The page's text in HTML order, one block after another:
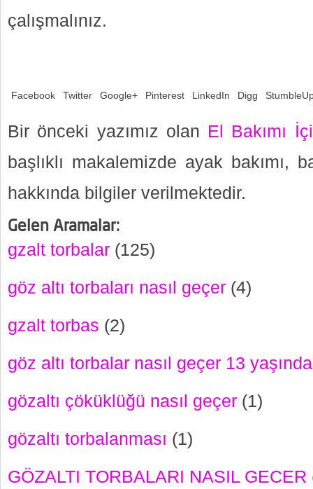
çalışmalınız.
Facebook Twitter Google+ Pinterest LinkedIn Digg
Bir önceki yazımız olan El Bakımı
başlıklı makalemizde ayak bakımı,
hakkında bilgiler verilmektedir.
Gelen Aramalar:
gzalt torbalar (125)
göz altı torbaları nasıl geçer (4)
gzalt torbas (2)
göz altı torbalar nasıl geçer 13 yaşında
gözaltı çöküklüğü nasıl geçer (1)
gözaltı torbalanması (1)
GÖZALTI TORBALARI NASIL GECER